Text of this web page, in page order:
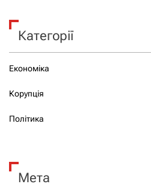
Категорії
Економіка
Корупція
Політика
Мета